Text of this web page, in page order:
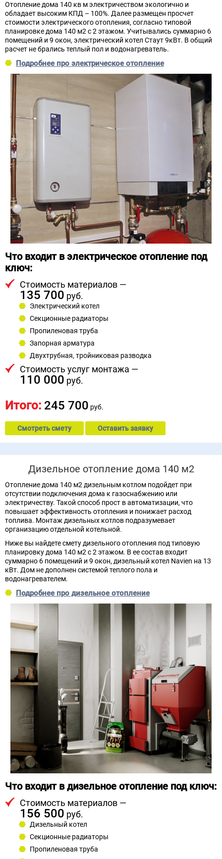
Отопление дома 140 кв м электричеством экологично и
обладает высоким КПД – 100%. Далее размещен просчет
стоимости электрического отопления, согласно типовой
планировке дома 140 м2 с 2 этажом. Учитывались суммарно 6
помещений и 9 окон, электрический котел Стаут 9кВт. В общий
расчет не брались теплый пол и водонагреватель.
Подробнее про электрическое отопление
Что входит в электрическое отопление под
ключ:
Стоимость материалов —
135 700 руб.
Электрический котел
Секционные радиаторы
Пропиленовая труба
Запорная арматура
Двухтрубная, тройниковая разводка
Стоимость услуг монтажа —
110 000 руб.
Итого: 245 700 руб.
Смотреть смету Оставить заявку
Дизельное отопление дома 140 м2
Отопление дома 140 м2 дизельным котлом подойдет при
отсутствии подключения дома к газоснабжению или
электричеству. Такой способ прост в автоматизации, что
повышает эффективность отопления и понижает расход
топлива. Монтаж дизельных котлов подразумевает
организацию отдельной котельной.
Ниже вы найдете смету дизельного отопления под типовую
планировку дома 140 м2 с 2 этажом. В ее состав входит
суммарно 6 помещений и 9 окон, дизельный котел Navien на 13
кВт. Дом не дополнен системой теплого пола и
водонагревателем.
Подробнее про дизельное отопление
Что входит в дизельное отопление под ключ:
Стоимость материалов —
156 500 руб.
Дизельный котел
Секционные радиаторы
Пропиленовая труба